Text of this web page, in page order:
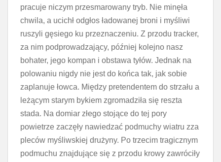
pracuje niczym przesmarowany tryb. Nie minęła
chwila, a ucichł odgłos ładowanej broni i myśliwi
ruszyli gęsiego ku przeznaczeniu. Z przodu tracker,
za nim podprowadzający, później kolejno nasz
bohater, jego kompan i obstawa tyłów. Jednak na
polowaniu nigdy nie jest do końca tak, jak sobie
zaplanuje łowca. Między pretendentem do strzału a
leżącym starym bykiem zgromadziła się reszta
stada. Na domiar złego stojące do tej pory
powietrze zaczęły nawiedzać podmuchy wiatru zza
pleców myśliwskiej drużyny. Po trzecim tragicznym
podmuchu znajdujące się z przodu krowy zawróciły